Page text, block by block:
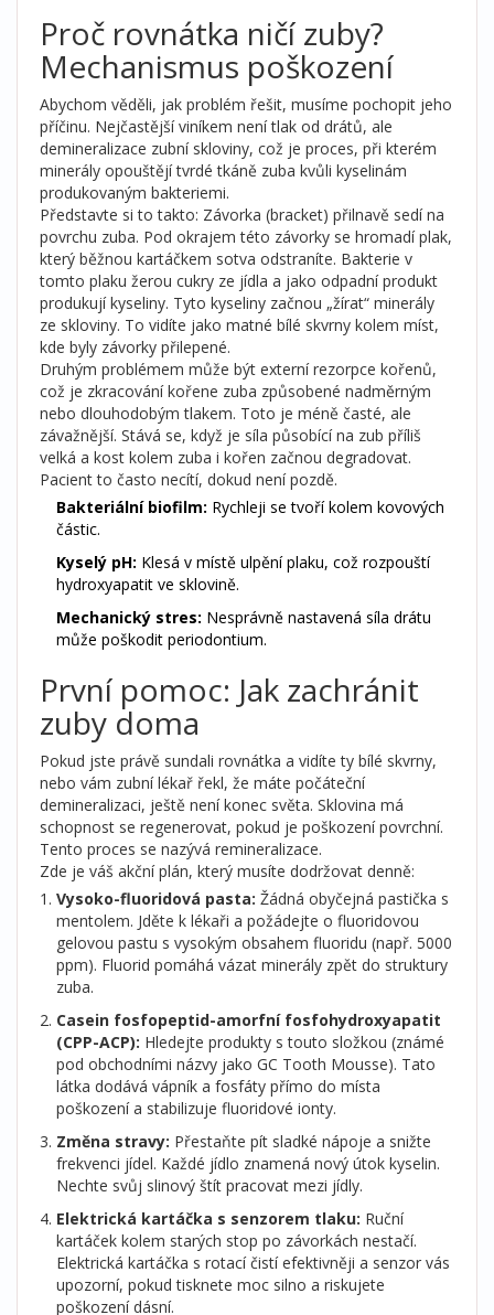
Proč rovnátka ničí zuby?
Mechanismus poškození
Abychom věděli, jak problém řešit, musíme pochopit jeho
příčinu. Nejčastější viníkem není tlak od drátů, ale
demineralizace zubní skloviny, což je proces, při kterém
minerály opouštějí tvrdé tkáně zuba kvůli kyselinám
produkovaným bakteriemi.
Představte si to takto: Závorka (bracket) přilnavě sedí na
povrchu zuba. Pod okrajem této závorky se hromadí plak,
který běžnou kartáčkem sotva odstraníte. Bakterie v
tomto plaku žerou cukry ze jídla a jako odpadní produkt
produkují kyseliny. Tyto kyseliny začnou „žírat“ minerály
ze skloviny. To vidíte jako matné bílé skvrny kolem míst,
kde byly závorky přilepené.
Druhým problémem může být externí rezorpce kořenů,
což je zkracování kořene zuba způsobené nadměrným
nebo dlouhodobým tlakem. Toto je méně časté, ale
závažnější. Stává se, když je síla působící na zub příliš
velká a kost kolem zuba i kořen začnou degradovat.
Pacient to často necítí, dokud není pozdě.
Bakteriální biofilm: Rychleji se tvoří kolem kovových
částic.
Kyselý pH: Klesá v místě ulpění plaku, což rozpouští
hydroxyapatit ve sklovině.
Mechanický stres: Nesprávně nastavená síla drátu
může poškodit periodontium.
První pomoc: Jak zachránit
zuby doma
Pokud jste právě sundali rovnátka a vidíte ty bílé skvrny,
nebo vám zubní lékař řekl, že máte počáteční
demineralizaci, ještě není konec světa. Sklovina má
schopnost se regenerovat, pokud je poškození povrchní.
Tento proces se nazývá remineralizace.
Zde je váš akční plán, který musíte dodržovat denně:
Vysoko-fluoridová pasta: Žádná obyčejná pastička s
mentolem. Jděte k lékaři a požádejte o fluoridovou
gelovou pastu s vysokým obsahem fluoridu (např. 5000
ppm). Fluorid pomáhá vázat minerály zpět do struktury
zuba.
Casein fosfopeptid-amorfní fosfohydroxyapatit
(CPP-ACP): Hledejte produkty s touto složkou (známé
pod obchodními názvy jako GC Tooth Mousse). Tato
látka dodává vápník a fosfáty přímo do místa
poškození a stabilizuje fluoridové ionty.
Změna stravy: Přestaňte pít sladké nápoje a snižte
frekvenci jídel. Každé jídlo znamená nový útok kyselin.
Nechte svůj slinový štít pracovat mezi jídly.
Elektrická kartáčka s senzorem tlaku: Ruční
kartáček kolem starých stop po závorkách nestačí.
Elektrická kartáčka s rotací čistí efektivněji a senzor vás
upozorní, pokud tisknete moc silno a riskujete
poškození dásní.